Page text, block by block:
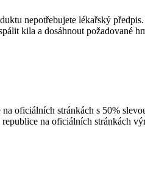
nepotřebujete lékařský
kila a dosáhnout požadované
oficiálních stránkách s 50%
na oficiálních stránkách